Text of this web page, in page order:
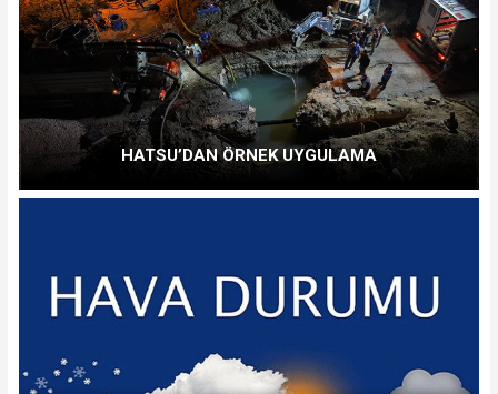
HATSU’DAN ÖRNEK UYGULAMA